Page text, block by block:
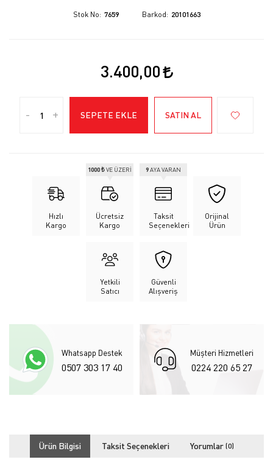
Stok No 7659 Barkod 20101663
3.400,00
- + SEPETE EKLE SATIN AL
Hızlı
Kargo
Ücretsiz
Kargo
1000 ₺VE ÜZERİ
Taksit
Seçenekleri
9AYA VARAN
Orijinal
Ürün
Yetkili
Satıcı
Güvenli
Alışveriş
Whatsapp Destek
0507 303 17 40
Müşteri Hizmetleri
0224 220 65 27
Ürün Bilgisi Taksit Seçenekleri Yorumlar (0)